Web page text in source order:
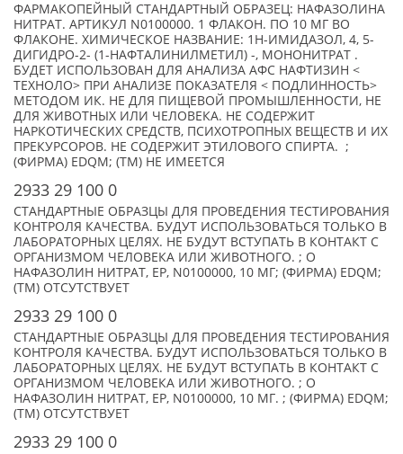
ФАРМАКОПЕЙНЫЙ СТАНДАРТНЫЙ ОБРАЗЕЦ: НАФАЗОЛИНА
НИТРАТ. АРТИКУЛ N0100000. 1 ФЛАКОН. ПО 10 МГ ВО
ФЛАКОНЕ. ХИМИЧЕСКОЕ НАЗВАНИЕ: 1H-ИМИДАЗОЛ, 4, 5-
ДИГИДРО-2- (1-НАФТАЛИНИЛМЕТИЛ) -, МОНОНИТРАТ .
БУДЕТ ИСПОЛЬЗОВАН ДЛЯ АНАЛИЗА АФС НАФТИЗИН <
ТЕХНОЛО> ПРИ АНАЛИЗЕ ПОКАЗАТЕЛЯ < ПОДЛИННОСТЬ>
МЕТОДОМ ИК. НЕ ДЛЯ ПИЩЕВОЙ ПРОМЫШЛЕННОСТИ, НЕ
ДЛЯ ЖИВОТНЫХ ИЛИ ЧЕЛОВЕКА. НЕ СОДЕРЖИТ
НАРКОТИЧЕСКИХ СРЕДСТВ, ПСИХОТРОПНЫХ ВЕЩЕСТВ И ИХ
ПРЕКУРСОРОВ. НЕ СОДЕРЖИТ ЭТИЛОВОГО СПИРТА. ;
(ФИРМА) EDQM; (TM) НЕ ИМЕЕТСЯ
2933 29 100 0
СТАНДАРТНЫЕ ОБРАЗЦЫ ДЛЯ ПРОВЕДЕНИЯ ТЕСТИРОВАНИЯ
КОНТРОЛЯ КАЧЕСТВА. БУДУТ ИСПОЛЬЗОВАТЬСЯ ТОЛЬКО В
ЛАБОРАТОРНЫХ ЦЕЛЯХ. НЕ БУДУТ ВСТУПАТЬ В КОНТАКТ С
ОРГАНИЗМОМ ЧЕЛОВЕКА ИЛИ ЖИВОТНОГО. ; О
НАФАЗОЛИН НИТРАТ, EP, N0100000, 10 МГ; (ФИРМА) EDQM;
(TM) ОТСУТСТВУЕТ
2933 29 100 0
СТАНДАРТНЫЕ ОБРАЗЦЫ ДЛЯ ПРОВЕДЕНИЯ ТЕСТИРОВАНИЯ
КОНТРОЛЯ КАЧЕСТВА. БУДУТ ИСПОЛЬЗОВАТЬСЯ ТОЛЬКО В
ЛАБОРАТОРНЫХ ЦЕЛЯХ. НЕ БУДУТ ВСТУПАТЬ В КОНТАКТ С
ОРГАНИЗМОМ ЧЕЛОВЕКА ИЛИ ЖИВОТНОГО. ; О
НАФАЗОЛИН НИТРАТ, EP, N0100000, 10 МГ. ; (ФИРМА) EDQM;
(TM) ОТСУТСТВУЕТ
2933 29 100 0